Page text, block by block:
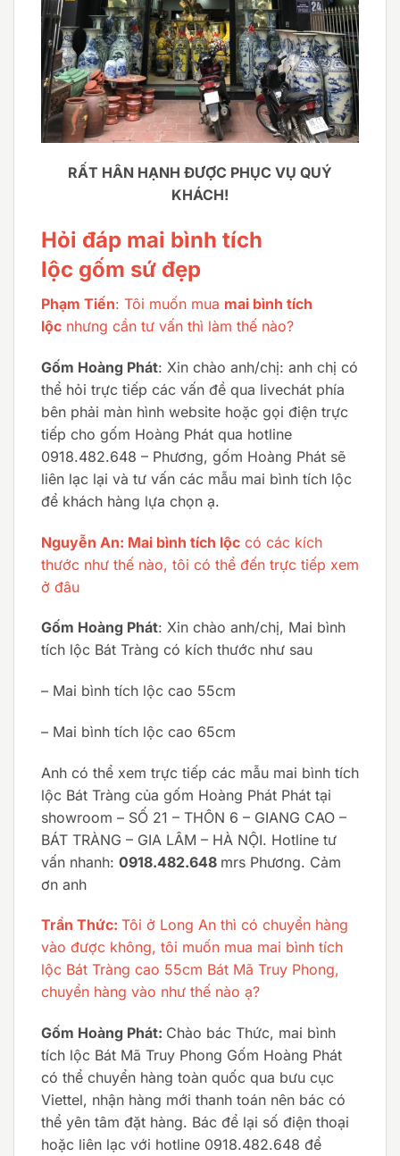
RẤT HÂN HẠNH ĐƯỢC PHỤC VỤ QUÝ
KHÁCH!
Hỏi đáp mai bình tích
lộc gốm sứ đẹp
Phạm Tiến: Tôi muốn mua mai bình tích
lộc nhưng cần tư vấn thì làm thế nào?
Gốm Hoàng Phát: Xin chào anh/chị: anh chị có
thể hỏi trực tiếp các vấn đề qua livechát phía
bên phải màn hình website hoặc gọi điện trực
tiếp cho gốm Hoàng Phát qua hotline
0918.482.648 – Phương, gốm Hoàng Phát sẽ
liên lạc lại và tư vấn các mẫu mai bình tích lộc
để khách hàng lựa chọn ạ.
Nguyễn An: Mai bình tích lộc có các kích
thước như thế nào, tôi có thể đến trực tiếp xem
ở đâu
Gốm Hoàng Phát: Xin chào anh/chị, Mai bình
tích lộc Bát Tràng có kích thước như sau
– Mai bình tích lộc cao 55cm
– Mai bình tích lộc cao 65cm
Anh có thể xem trực tiếp các mẫu mai bình tích
lộc Bát Tràng của gốm Hoàng Phát Phát tại
showroom – SỐ 21 – THÔN 6 – GIANG CAO –
BÁT TRÀNG – GIA LÂM – HÀ NỘI. Hotline tư
vấn nhanh: 0918.482.648 mrs Phương. Cảm
ơn anh
Trần Thức: Tôi ở Long An thì có chuyển hàng
vào được không, tôi muốn mua mai bình tích
lộc Bát Tràng cao 55cm Bát Mã Truy Phong,
chuyển hàng vào như thế nào ạ?
Gốm Hoàng Phát: Chào bác Thức, mai bình
tích lộc Bát Mã Truy Phong Gốm Hoàng Phát
có thể chuyển hàng toàn quốc qua bưu cục
Viettel, nhận hàng mới thanh toán nên bác có
thể yên tâm đặt hàng. Bác để lại số điện thoại
hoặc liên lạc với hotline 0918.482.648 để